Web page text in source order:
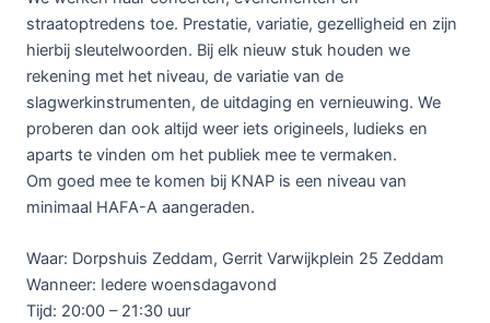
straatoptredens toe. Prestatie, variatie, gezelligheid en zijn
hierbij sleutelwoorden. Bij elk nieuw stuk houden we
rekening met het niveau, de variatie van de
slagwerkinstrumenten, de uitdaging en vernieuwing. We
proberen dan ook altijd weer iets origineels, ludieks en
aparts te vinden om het publiek mee te vermaken.
Om goed mee te komen bij KNAP is een niveau van
minimaal HAFA-A aangeraden.
Waar: Dorpshuis Zeddam, Gerrit Varwijkplein 25 Zeddam
Wanneer: Iedere woensdagavond
Tijd: 20:00 – 21:30 uur